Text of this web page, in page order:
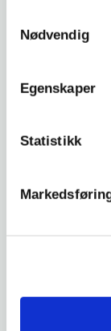
Nødvendig
Egenskaper
Statistikk
SE